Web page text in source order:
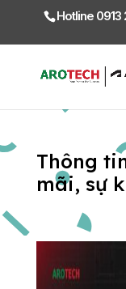
Hotline
Thông
mãi, sự